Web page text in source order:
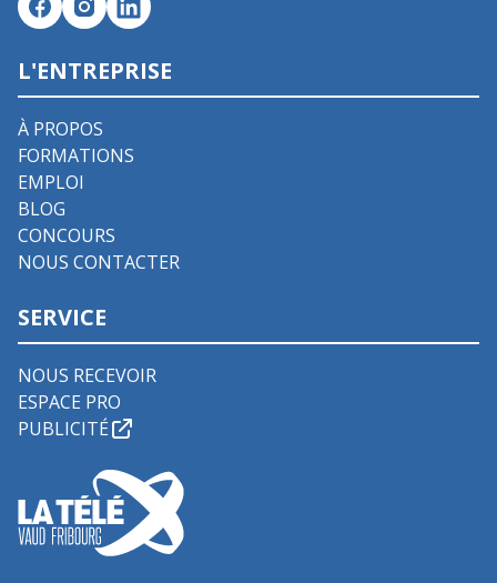
L'ENTREPRISE
À PROPOS
FORMATIONS
EMPLOI
BLOG
CONCOURS
NOUS CONTACTER
SERVICE
NOUS RECEVOIR
ESPACE PRO
PUBLICITÉ